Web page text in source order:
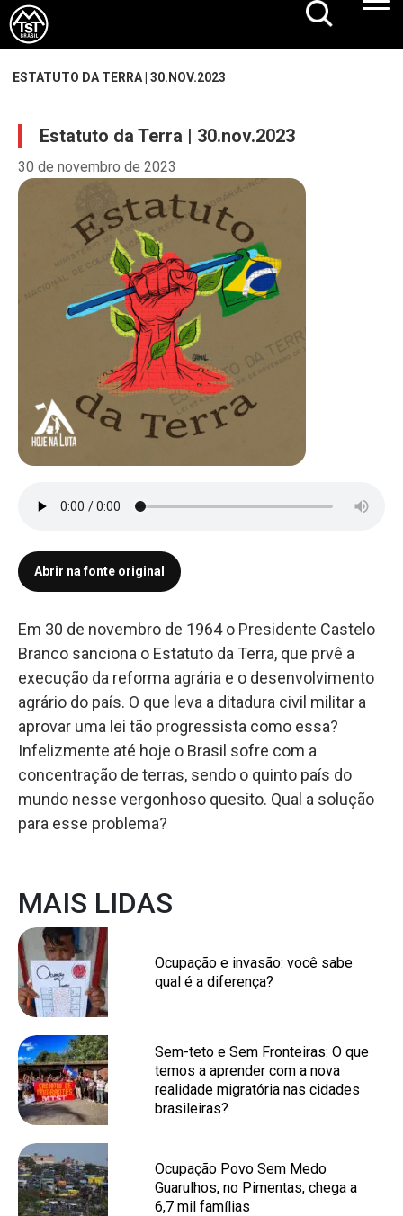
ESTATUTO DA TERRA | 30.NOV.2023
Estatuto da Terra | 30.nov.2023
30 de novembro de 2023
Abrir na fonte original
Em 30 de novembro de 1964 o Presidente Castelo
Branco sanciona o Estatuto da Terra, que prvê a
execução da reforma agrária e o desenvolvimento
agrário do país. O que leva a ditadura civil militar a
aprovar uma lei tão progressista como essa?
Infelizmente até hoje o Brasil sofre com a
concentração de terras, sendo o quinto país do
mundo nesse vergonhoso quesito. Qual a solução
para esse problema?
MAIS LIDAS
Ocupação e invasão: você sabe
qual é a diferença?
Sem-teto e Sem Fronteiras: O que
temos a aprender com a nova
realidade migratória nas cidades
brasileiras?
Ocupação Povo Sem Medo
Guarulhos, no Pimentas, chega a
6,7 mil famílias